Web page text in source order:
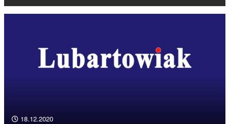
18.12.2020